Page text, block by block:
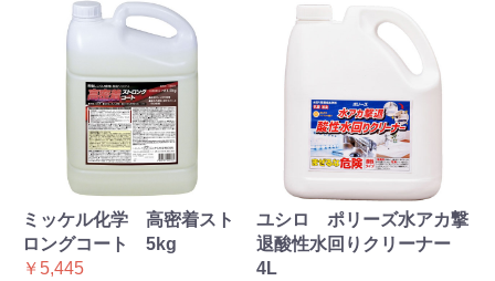
ミッケル化学 高密着スト
ロングコート 5kg
￥5,445
ユシロ ポリーズ水アカ撃
退酸性水回りクリーナー
4L